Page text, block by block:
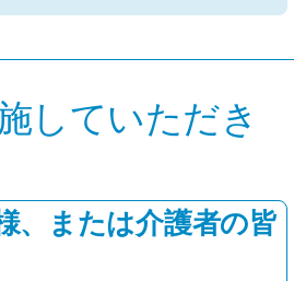
していただき
、または介護者の皆